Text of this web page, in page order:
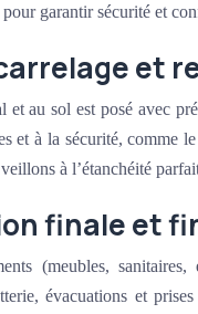
garantir sécurité et
et
et au sol est posé avec
et à la sécurité, comme
à l’étanchéité
finale et
(meubles,
évacuations et